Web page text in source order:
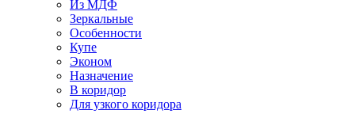
Из МДФ
Зеркальные
Особенности
Купе
Эконом
Назначение
В коридор
Для узкого коридора